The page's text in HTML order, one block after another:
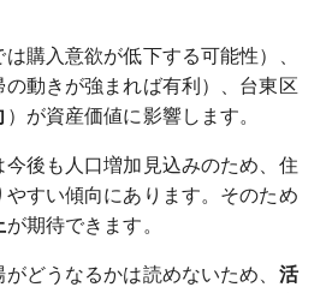
購入意欲が低下する可能性）、
動きが強まれば有利）、台東区
）が資産価値に影響します。
後も人口増加見込みのため、住
すい傾向にあります。そのため
が期待できます。
どうなるかは読めないため、 活